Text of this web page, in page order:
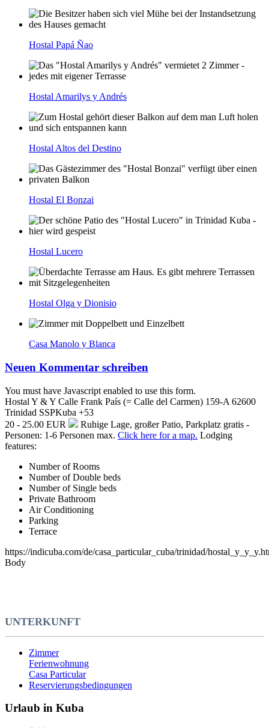
Hostal Papá Ñao
Hostal Amarilys y Andrés
Hostal Altos del Destino
Hostal El Bonzai
Hostal Lucero
Hostal Olga y Dionisio
Casa Manolo y Blanca
Neuen Kommentar schreiben
You must have Javascript enabled to use this form.
Hostal Y & Y Calle Frank País (= Calle del Carmen) 159-A 62600
Trinidad SSPKuba +53
20 - 25.00 EUR
Ruhige Lage, großer Patio, Parkplatz gratis -
Personen: 1-6 Personen max. Click here for a map. Lodging
features:
Number of Rooms
Number of Double beds
Number of Single beds
Private Bathroom
Air Conditioning
Parking
Terrace
https://indicuba.com/de/casa_particular_cuba/trinidad/
Body
UNTERKUNFT
Zimmer
Ferienwohnung
Casa Particular
Reservierungsbedingungen
Urlaub in Kuba